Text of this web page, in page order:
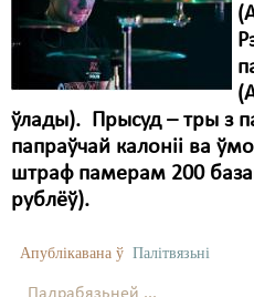
ўлады). Прысуд – тры з
папраўчай калоніі ва
штраф памерам 200
рублёў).
Апублікавана ў Палітвязьні